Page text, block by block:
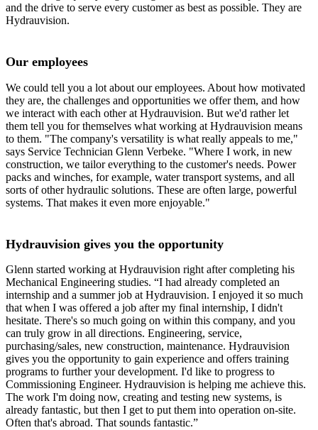
and the drive to serve every customer as best as possible. They are
Hydrauvision.
Our employees
We could tell you a lot about our employees. About how motivated
they are, the challenges and opportunities we offer them, and how
we interact with each other at Hydrauvision. But we'd rather let
them tell you for themselves what working at Hydrauvision means
to them. "The company's versatility is what really appeals to me,"
says Service Technician Glenn Verbeke. "Where I work, in new
construction, we tailor everything to the customer's needs. Power
packs and winches, for example, water transport systems, and all
sorts of other hydraulic solutions. These are often large, powerful
systems. That makes it even more enjoyable."
Hydrauvision gives you the opportunity
Glenn started working at Hydrauvision right after completing his
Mechanical Engineering studies. “I had already completed an
internship and a summer job at Hydrauvision. I enjoyed it so much
that when I was offered a job after my final internship, I didn't
hesitate. There's so much going on within this company, and you
can truly grow in all directions. Engineering, service,
purchasing/sales, new construction, maintenance. Hydrauvision
gives you the opportunity to gain experience and offers training
programs to further your development. I'd like to progress to
Commissioning Engineer. Hydrauvision is helping me achieve this.
The work I'm doing now, creating and testing new systems, is
already fantastic, but then I get to put them into operation on-site.
Often that's abroad. That sounds fantastic.”